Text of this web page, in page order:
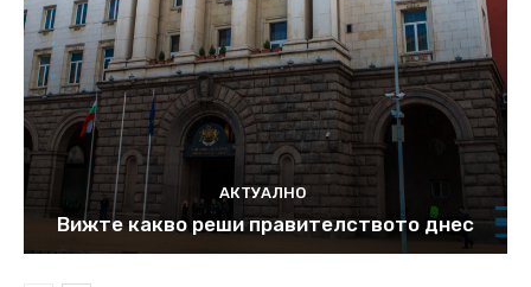
АКТУАЛНО
Вижте какво реши правителството днес